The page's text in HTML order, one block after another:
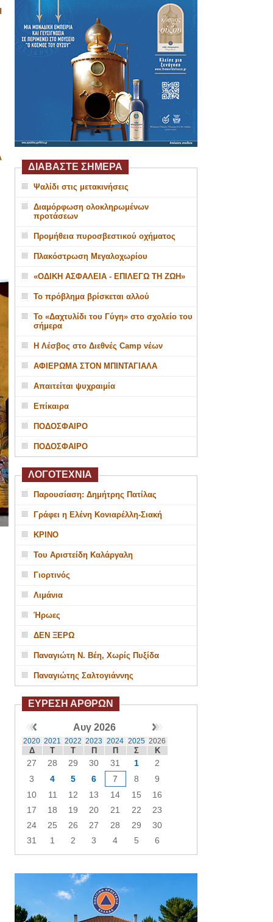
ΔΙΑΒΑΣΤΕ ΣΗΜΕΡΑ
Ψαλίδι στις μετακινήσεις
Διαμόρφωση ολοκληρωμένων
προτάσεων
Προμήθεια πυροσβεστικού οχήματος
Πλακόστρωση Μεγαλοχωρίου
«ΟΔΙΚΗ ΑΣΦΑΛΕΙΑ - ΕΠΙΛΕΓΩ ΤΗ ΖΩΗ»
Το πρόβλημα βρίσκεται αλλού
Το «Δαχτυλίδι του Γύγη» στο σχολείο του
σήμερα
Η Λέσβος στο Διεθνές Camp νέων
ΑΦΙΕΡΩΜΑ ΣΤΟΝ ΜΠΙΝΤΑΓΙΑΛΑ
Απαιτείται ψυχραιμία
Επίκαιρα
ΠΟΔΟΣΦΑΙΡΟ
ΠΟΔΟΣΦΑΙΡΟ
ΛΟΓΟΤΕΧΝΙΑ
Παρουσίαση: Δημήτρης Πατίλας
Γράφει η Ελένη Κονιαρέλλη-Σιακή
ΚΡΙΝΟ
Του Αριστείδη Καλάργαλη
Γιορτινός
Λιμάνια
Ήρωες
ΔΕΝ ΞΕΡΩ
Παναγιώτη Ν. Βέη, Χωρίς Πυξίδα
Παναγιώτης Σαλτογιάννης
ΕΥΡΕΣΗ ΑΡΘΡΩΝ
Αυγ 2026
2020 2021 2022 2023 2024 2025 2026
Δ Τ Τ Π Π Σ Κ
27 28 29 30 31 1
2
3
4 5 6 7 8
9
10
11 12 13 14 15
16
17
18 19 20 21 22
23
24
25 26 27 28 29
30
31
1 2 3 4 5 6